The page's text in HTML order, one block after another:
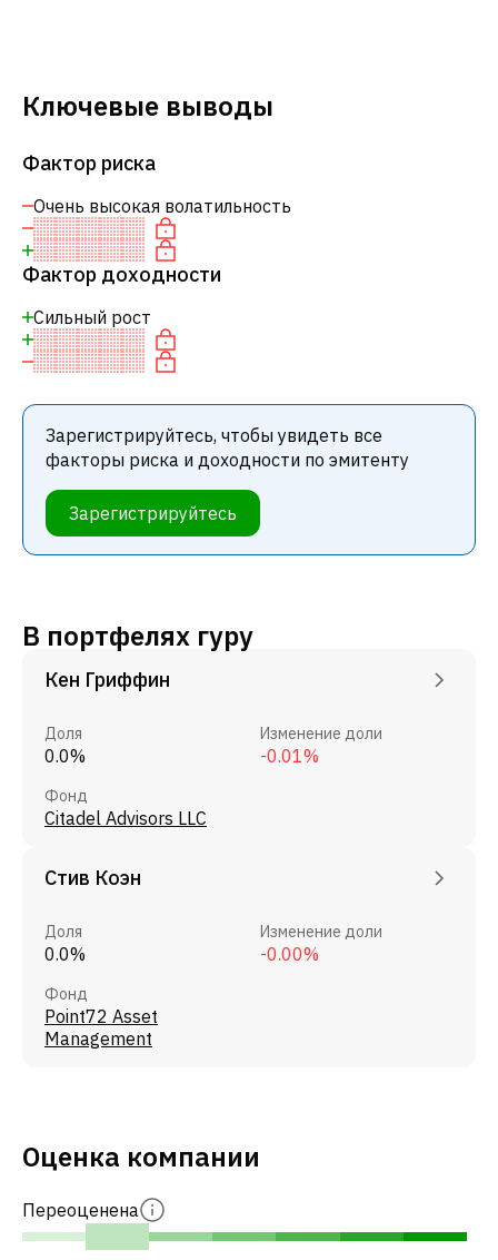
Ключевые выводы
Фактор риска
Очень высокая волатильность
Фактор доходности
Сильный рост
Зарегистрируйтесь, чтобы увидеть все
факторы риска и доходности по эмитенту
Зарегистрируйтесь
В портфелях гуру
Кен Гриффин
Доля
0.0%
Изменение доли
-0.01%
Фонд
Citadel Advisors LLC
Стив Коэн
Доля
0.0%
Изменение доли
-0.00%
Фонд
Point72 Asset
Management
Оценка компании
Переоценена